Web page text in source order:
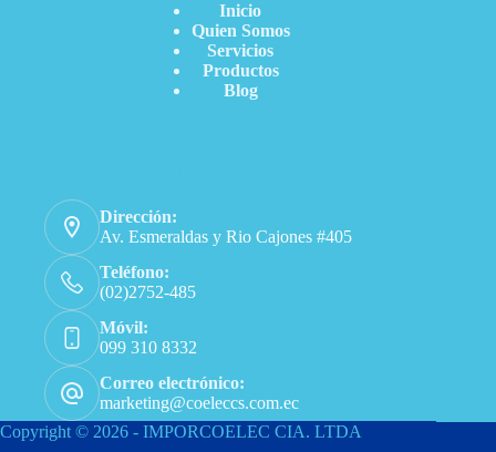
Inicio
Quien Somos
Servicios
Productos
Blog
Dirección:
Av. Esmeraldas y Rio Cajones #405
Teléfono:
(02)2752-485
Móvil:
099 310 8332
Correo electrónico:
marketing@coeleccs.com.ec
Copyright © 2026 - IMPORCOELEC CIA. LTDA